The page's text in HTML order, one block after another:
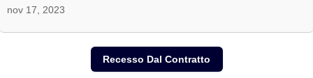
nov 17, 2023
Recesso Dal Contratto